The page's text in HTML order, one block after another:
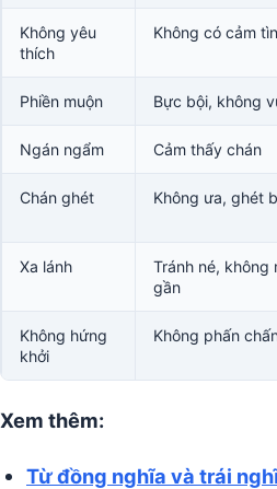
Không yêu
thích
Không có cảm
Phiền muộn Bực bội, không
Ngán ngẩm Cảm thấy chán
Chán ghét Không ưa, ghét
Xa lánh
Tránh né, không
gần
Không hứng
khởi
Không phấn
Xem thêm:
Từ đồng nghĩa và trái